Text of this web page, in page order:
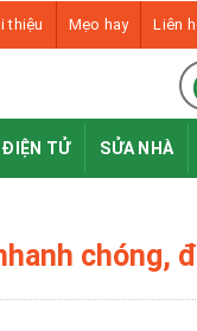
thiệu Mẹo hay Liên
TỬ SỬA NHÀ
chóng,